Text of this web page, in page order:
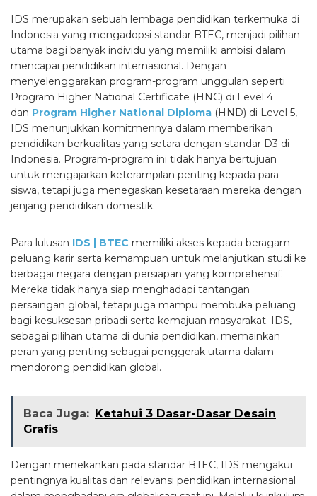
IDS merupakan sebuah lembaga pendidikan terkemuka di
Indonesia yang mengadopsi standar BTEC, menjadi pilihan
utama bagi banyak individu yang memiliki ambisi dalam
mencapai pendidikan internasional. Dengan
menyelenggarakan program-program unggulan seperti
Program Higher National Certificate (HNC) di Level 4
dan Program Higher National Diploma (HND) di Level 5,
IDS menunjukkan komitmennya dalam memberikan
pendidikan berkualitas yang setara dengan standar D3 di
Indonesia. Program-program ini tidak hanya bertujuan
untuk mengajarkan keterampilan penting kepada para
siswa, tetapi juga menegaskan kesetaraan mereka dengan
jenjang pendidikan domestik.
Para lulusan IDS | BTEC memiliki akses kepada beragam
peluang karir serta kemampuan untuk melanjutkan studi ke
berbagai negara dengan persiapan yang komprehensif.
Mereka tidak hanya siap menghadapi tantangan
persaingan global, tetapi juga mampu membuka peluang
bagi kesuksesan pribadi serta kemajuan masyarakat. IDS,
sebagai pilihan utama di dunia pendidikan, memainkan
peran yang penting sebagai penggerak utama dalam
mendorong pendidikan global.
Baca Juga: Ketahui 3 Dasar-Dasar Desain
Grafis
Dengan menekankan pada standar BTEC, IDS mengakui
pentingnya kualitas dan relevansi pendidikan internasional